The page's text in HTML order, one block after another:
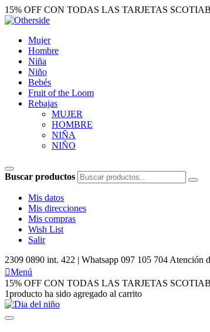
15% OFF CON TODAS LAS TARJETAS
Mujer
Hombre
Niña
Niño
Bebés
Fruit of the Loom
Rebajas
MUJER
HOMBRE
NIÑA
NIÑO
Buscar productos
Mis datos
Mis direcciones
Mis compras
Wish List
Salir
2309 0890 int. 422 | Whatsapp 097 105 704 Atención
Menú
15% OFF CON TODAS LAS TARJETAS
1producto ha sido agregado al carrito